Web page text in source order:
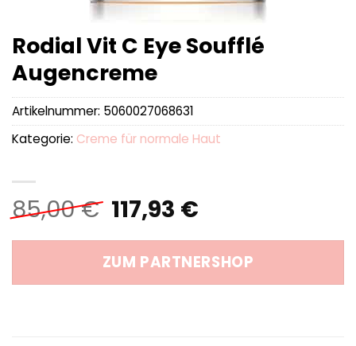
Rodial Vit C Eye Soufflé
Augencreme
85,00€ Ursprünglicher
Preis
war:
85,00 €
117,93 €Aktueller
ist:
117,93 €.
ZUM PARTNERSHOP
Artikelnummer: 5060027068631
Kategorie: Creme für normale Haut